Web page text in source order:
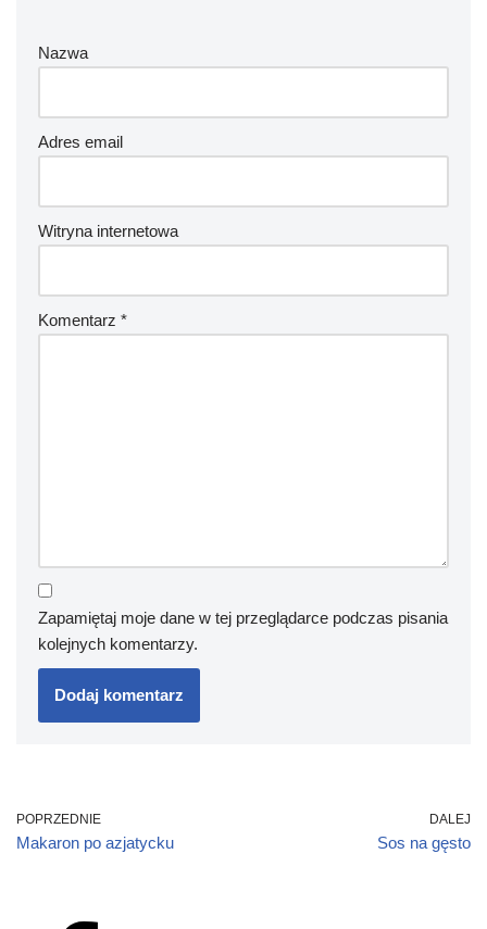
Nazwa
Adres email
Witryna internetowa
Komentarz *
Zapamiętaj moje dane w tej przeglądarce podczas pisania
kolejnych komentarzy.
POPRZEDNIE
Makaron po azjatycku
DALEJ
Sos na gęsto